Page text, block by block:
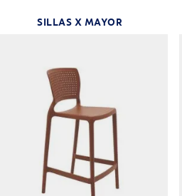
SILLAS X MAYOR